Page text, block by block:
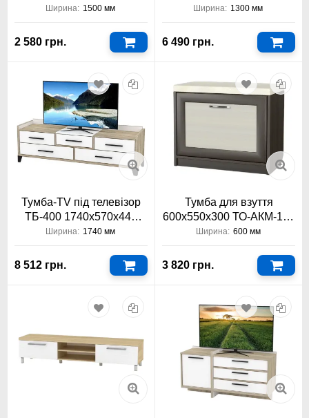
1500x350x420
Ширина: 1500 мм
2 580 грн.
Тіса Меблі
Ширина: 1300 мм
6 490 грн.
Тумба-TV під телевізор
ТБ-400 1740х570х440
Тіса Меблі
Ширина: 1740 мм
8 512 грн.
Тумба для взуття
600х550х300 ТО-АКМ-119
Тіса Меблі АКМ
Ширина: 600 мм
3 820 грн.